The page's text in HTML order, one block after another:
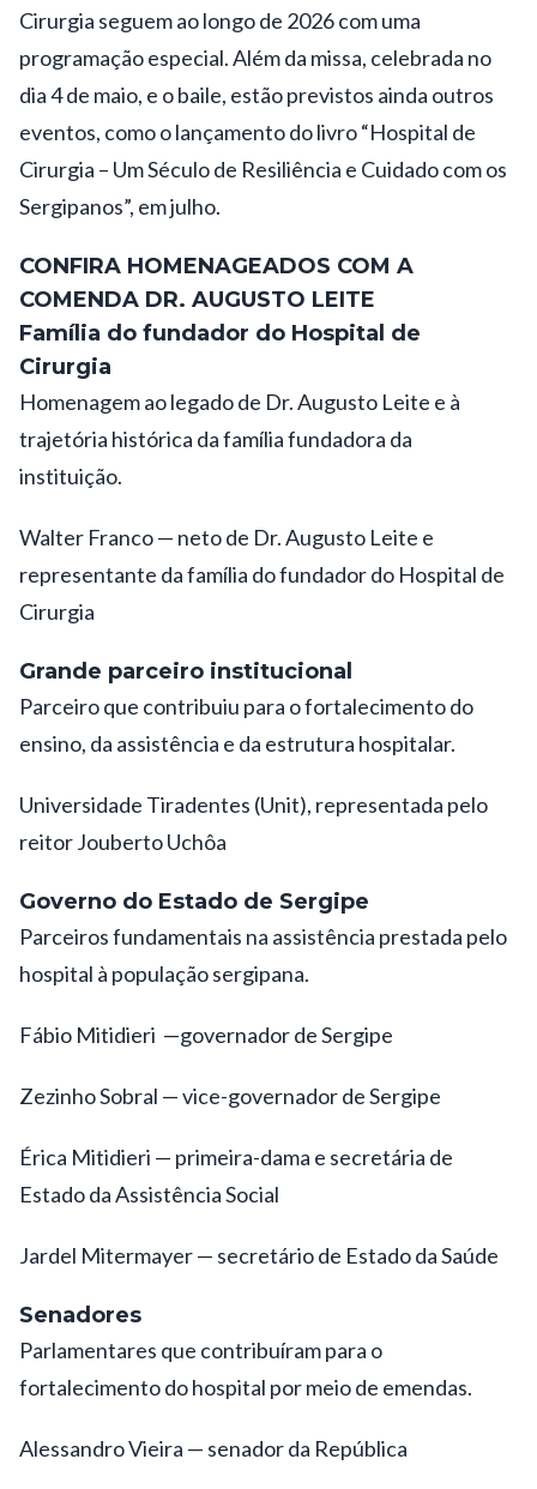
Cirurgia seguem ao longo de 2026 com uma
programação especial. Além da missa, celebrada no
dia 4 de maio, e o baile, estão previstos ainda outros
eventos, como o lançamento do livro “Hospital de
Cirurgia – Um Século de Resiliência e Cuidado com os
Sergipanos”, em julho.
CONFIRA HOMENAGEADOS COM A
COMENDA DR. AUGUSTO LEITE
Família do fundador do Hospital de
Cirurgia
Homenagem ao legado de Dr. Augusto Leite e à
trajetória histórica da família fundadora da
instituição.
Walter Franco — neto de Dr. Augusto Leite e
representante da família do fundador do Hospital de
Cirurgia
Grande parceiro institucional
Parceiro que contribuiu para o fortalecimento do
ensino, da assistência e da estrutura hospitalar.
Universidade Tiradentes (Unit), representada pelo
reitor Jouberto Uchôa
Governo do Estado de Sergipe
Parceiros fundamentais na assistência prestada pelo
hospital à população sergipana.
Fábio Mitidieri —governador de Sergipe
Zezinho Sobral — vice-governador de Sergipe
Érica Mitidieri — primeira-dama e secretária de
Estado da Assistência Social
Jardel Mitermayer — secretário de Estado da Saúde
Senadores
Parlamentares que contribuíram para o
fortalecimento do hospital por meio de emendas.
Alessandro Vieira — senador da República